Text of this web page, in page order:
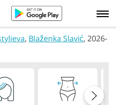
, Blaženka Slavić, 2026-